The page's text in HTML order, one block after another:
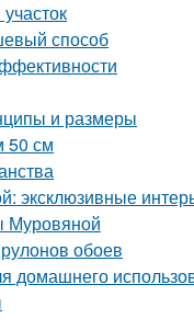
способ
и размеры
50 см
эксклюзивные
Муровяной
обоев
домашнего